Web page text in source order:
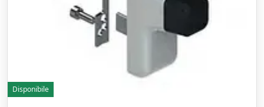
Disponibile